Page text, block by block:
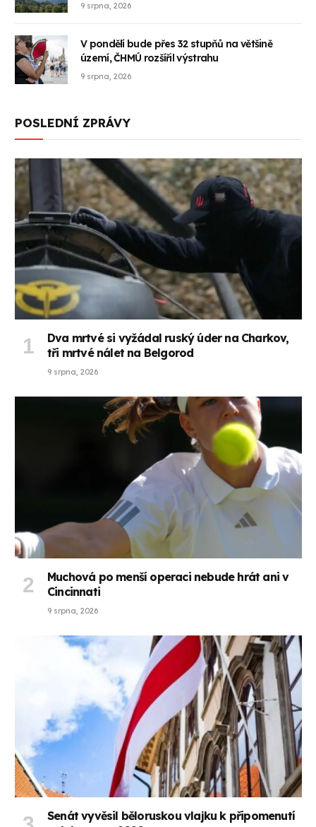
9 srpna, 2026
V pondělí bude přes 32 stupňů na většině
území, ČHMÚ rozšířil výstrahu
9 srpna, 2026
POSLEDNÍ ZPRÁVY
Dva mrtvé si vyžádal ruský úder na Charkov,
tři mrtvé nálet na Belgorod
9 srpna, 2026
Muchová po menší operaci nebude hrát ani v
Cincinnati
9 srpna, 2026
Senát vyvěsil běloruskou vlajku k připomenutí